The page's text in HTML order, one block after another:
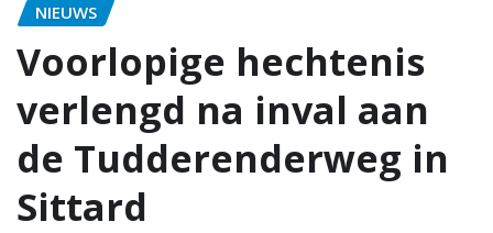
NIEUWS
Voorlopige hechtenis
verlengd na inval aan
de Tudderenderweg in
Sittard